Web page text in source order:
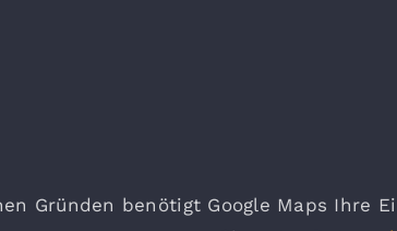
Gründen benötigt Google Maps Ihre